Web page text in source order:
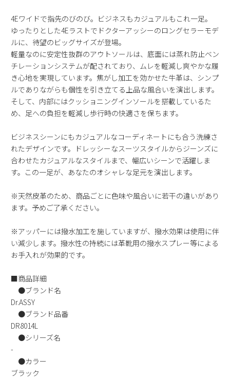
16
17 18 19 20 21
22
23
24 25 26 27 28
30
31
2026 年9月
日 月 火 水 木 金
土
1
2 3 4
5
6
7 8 9 10 11
20
21 22 23 24 25
26
27
28 29 30
会社概要
プライバシーポリシー
特定商取引法に基づく表示
お問い合わせ
4Eワイドで指先のびのび。ビジネスもカジュアルもこれ一足。
ゆったりとした4Eラストでドクターアッシーのロングセラーモデ
ルに、待望のビッグサイズが登場。
軽量なのに安定性抜群のアウトソールは、底面には蒸れ防止ベン
チレーションシステムが配されており、ムレを軽減し爽やかな履
き心地を実現しています。焦がし加工を効かせた牛革は、シンプ
ルでありながらも個性を引き立てる上品な風合いを演出します。
そして、内部にはクッショニングインソールを搭載しているた
め、足への負担を軽減し歩行時の快適さを保ちます。
ビジネスシーンにもカジュアルなコーディネートにも合う洗練さ
れたデザインです。ドレッシーなスーツスタイルからジーンズに
合わせたカジュアルなスタイルまで、幅広いシーンで活躍しま
す。この一足が、あなたのオシャレな足元を演出します。
※天然皮革のため、商品ごとに色味や風合いに若干の違いがあり
ます。予めご了承ください。
※アッパーには撥水加工を施していますが、撥水効果は使用に伴
い減少します。撥水性の持続には革靴用の撥水スプレー等による
お手入れが効果的です。
■商品詳細
●ブランド名
Dr.ASSY
●ブランド品番
DR8014L
●シリーズ名
-
●カラー
ブラック